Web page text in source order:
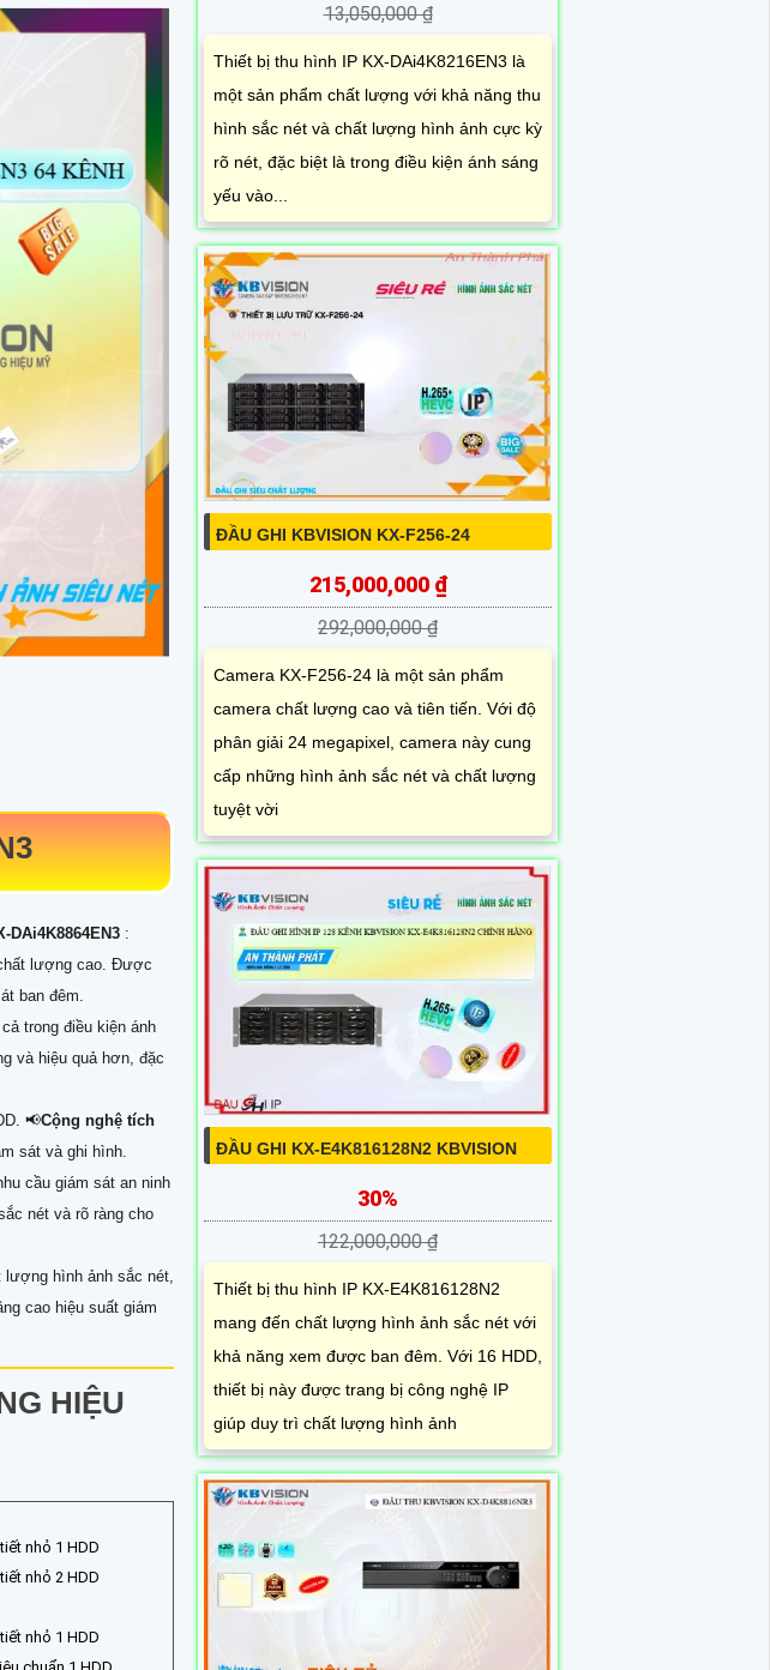
DAi4K8864EN3 :
lượng cao. Được
ban đêm.
trong điều kiện ánh
và hiệu quả hơn, đặc
📢Cộng nghệ tích
sát và ghi hình.
cầu giám sát an ninh
nét và rõ ràng cho
lượng hình ảnh sắc nét,
cao hiệu suất giám
HIỆU
nhỏ 1 HDD
nhỏ 2 HDD
nhỏ 1 HDD
13,050,000 ₫
Thiết bị thu hình IP KX-DAi4K8216EN3 là
một sản phẩm chất lượng với khả năng thu
hình sắc nét và chất lượng hình ảnh cực kỳ
rõ nét, đặc biệt là trong điều kiện ánh sáng
yếu vào...
ĐẦU GHI KBVISION KX-F256-24
215,000,000 ₫
292,000,000 ₫
Camera KX-F256-24 là một sản phẩm
camera chất lượng cao và tiên tiến. Với độ
phân giải 24 megapixel, camera này cung
cấp những hình ảnh sắc nét và chất lượng
tuyệt vời
ĐẦU GHI KX-E4K816128N2 KBVISION
30%
122,000,000 ₫
Thiết bị thu hình IP KX-E4K816128N2
mang đến chất lượng hình ảnh sắc nét với
khả năng xem được ban đêm. Với 16 HDD,
thiết bị này được trang bị công nghệ IP
giúp duy trì chất lượng hình ảnh